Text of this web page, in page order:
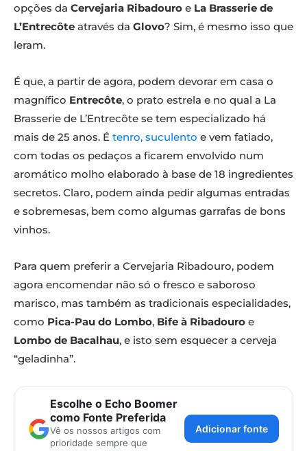
opções da Cervejaria Ribadouro e La Brasserie de
L’Entrecôte através da Glovo? Sim, é mesmo isso que
leram.
É que, a partir de agora, podem devorar em casa o
magnífico Entrecôte, o prato estrela e no qual a La
Brasserie de L’Entrecôte se tem especializado há
mais de 25 anos. É tenro, suculento e vem fatiado,
com todas os pedaços a ficarem envolvido num
aromático molho elaborado à base de 18 ingredientes
secretos. Claro, podem ainda pedir algumas entradas
e sobremesas, bem como algumas garrafas de bons
vinhos.
Para quem preferir a Cervejaria Ribadouro, podem
agora encomendar não só o fresco e saboroso
marisco, mas também as tradicionais especialidades,
como Pica-Pau do Lombo, Bife à Ribadouro e
Lombo de Bacalhau, e isto sem esquecer a cerveja
“geladinha”.
Escolhe o Echo Boomer
como Fonte Preferida
Vê os nossos artigos com
prioridade sempre que
Adicionar fonte